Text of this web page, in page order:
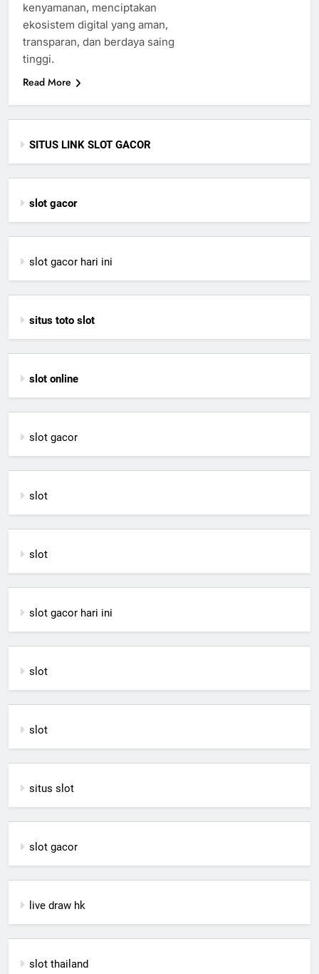
kenyamanan, menciptakan
ekosistem digital yang aman,
transparan, dan berdaya saing
tinggi.
Read More
SITUS LINK SLOT GACOR
slot gacor
slot gacor hari ini
situs toto slot
slot online
slot gacor
slot
slot
slot gacor hari ini
slot
slot
situs slot
slot gacor
live draw hk
slot thailand